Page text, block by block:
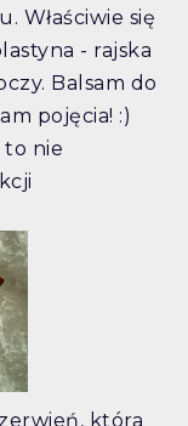
Właściwie się
- rajska
Balsam do
pojęcia! :)
to nie
która